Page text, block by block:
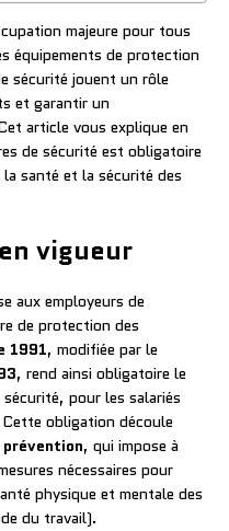
majeure pour tous
équipements de protection
sécurité jouent un rôle
et garantir un
article vous explique en
de sécurité est obligatoire
santé et la sécurité des
vigueur
aux employeurs de
de protection des
1991, modifiée par le
, rend ainsi obligatoire le
pour les salariés
obligation découle
, qui impose à
nécessaires pour
physique et mentale des
du travail).